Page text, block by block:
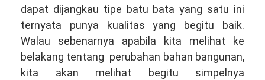
dapat dijangkau tipe batu bata yang satu ini
ternyata punya kualitas yang begitu baik.
Walau sebenarnya apabila kita melihat ke
belakang tentang perubahan bahan bangunan,
kita akan melihat begitu simpelnya